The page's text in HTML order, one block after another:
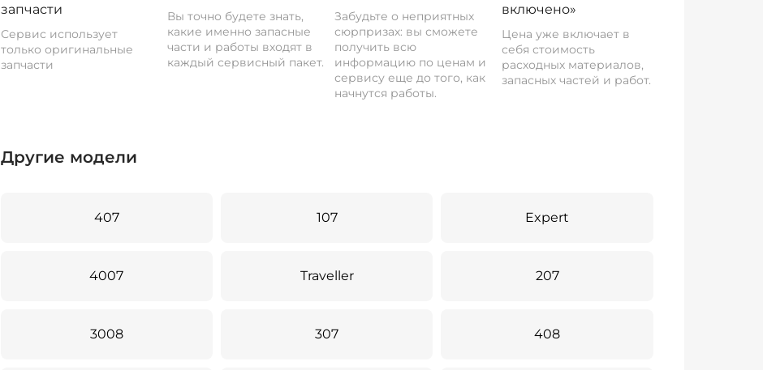
запчасти
Сервис использует
только оригинальные
запчасти
Вы точно будете знать,
какие именно запасные
части и работы входят в
каждый сервисный пакет.
Забудьте о неприятных
сюрпризах: вы сможете
получить всю
информацию по ценам и
сервису еще до того, как
начнутся работы.
включено»
Цена уже включает в
себя стоимость
расходных материалов,
запасных частей и работ.
Другие модели
407 107 Expert
4007 Traveller 207
3008 307 408